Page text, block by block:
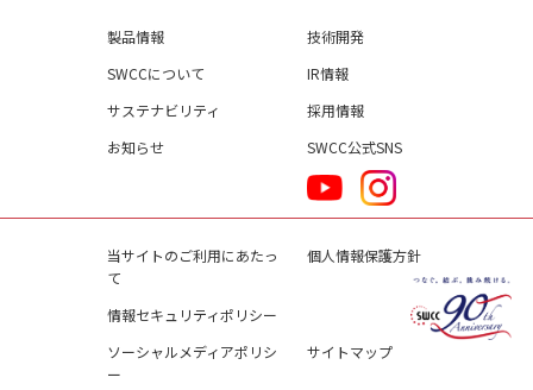
製品情報
技術開発
SWCCについて
IR情報
サステナビリティ
採用情報
お知らせ
SWCC公式SNS
当サイトのご利用にあたっ
て
個人情報保護方針
情報セキュリティポリシー
ソーシャルメディアポリシ
ー
サイトマップ